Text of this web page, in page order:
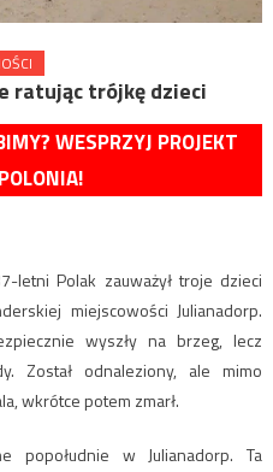
ratując trójkę dzieci
WESPRZYJ PROJEKT
letni Polak zauważył troje dzieci
miejscowości Julianadorp.
wyszły na brzeg, lecz
Został odnaleziony, ale mimo
wkrótce potem zmarł.
popołudnie w Julianadorp. Ta